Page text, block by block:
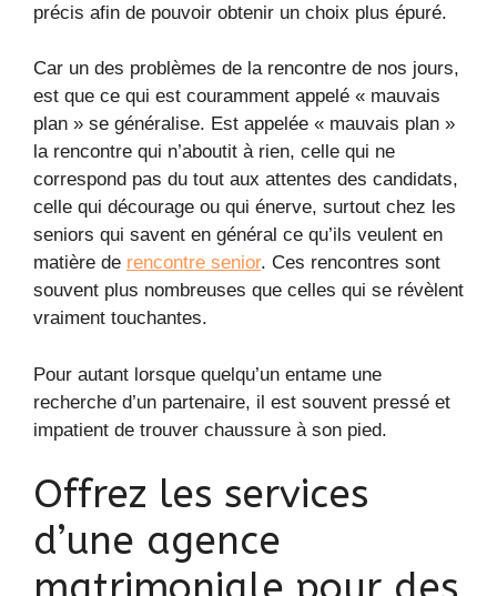
précis afin de pouvoir obtenir un choix plus épuré.
Car un des problèmes de la rencontre de nos jours,
est que ce qui est couramment appelé « mauvais
plan » se généralise. Est appelée « mauvais plan »
la rencontre qui n’aboutit à rien, celle qui ne
correspond pas du tout aux attentes des candidats,
celle qui décourage ou qui énerve, surtout chez les
seniors qui savent en général ce qu’ils veulent en
matière de rencontre senior. Ces rencontres sont
souvent plus nombreuses que celles qui se révèlent
vraiment touchantes.
Pour autant lorsque quelqu’un entame une
recherche d’un partenaire, il est souvent pressé et
impatient de trouver chaussure à son pied.
Offrez les services
d’une agence